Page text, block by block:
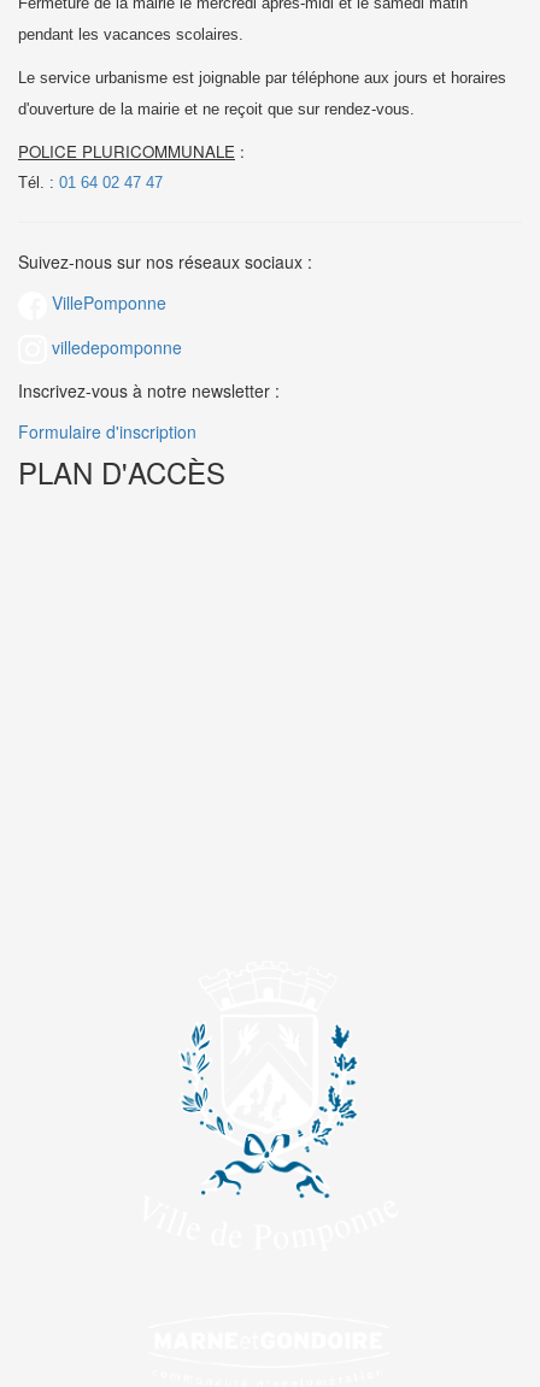
pendant les vacances scolaires.
Le service urbanisme est joignable par téléphone aux jours et horaires
d'ouverture de la mairie et ne reçoit que sur rendez-vous.
POLICE PLURICOMMUNALE :
Tél. : 01 64 02 47 47
Suivez-nous sur nos réseaux sociaux :
VillePomponne
villedepomponne
Inscrivez-vous à notre newsletter :
Formulaire d'inscription
PLAN D'ACCÈS